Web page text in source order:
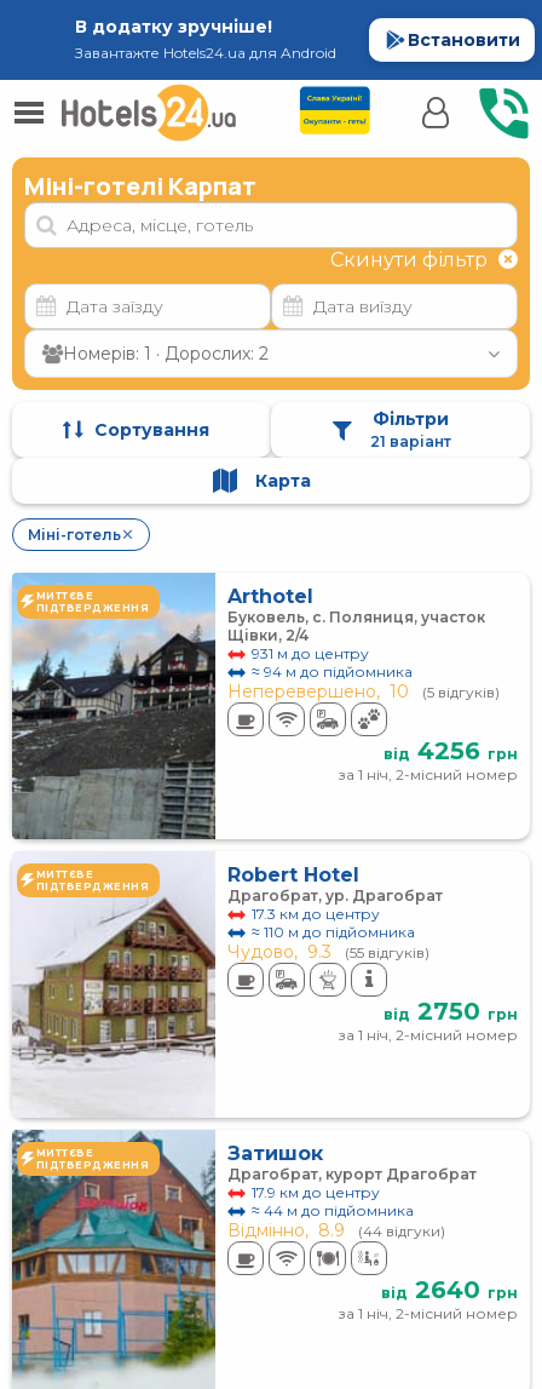
В додатку зручніше!
Завантажте Hotels24.ua для Android
Встановити
Міні-готелі Карпат
Скинути фільтр
Номерів: 1 · Дорослих: 2
Сортування Фільтри
21 варіант
Карта
Міні-готель✕
МИТТЄВЕ
ПІДТВЕРДЖЕННЯ
Arthotel
Буковель, с. Поляниця, участок
Щівки, 2/4
931 м до центру
≈ 94 м до підйомника
Неперевершено, 10 (5 відгуків)
від 4256 грн
за 1 ніч, 2-місний номер
МИТТЄВЕ
ПІДТВЕРДЖЕННЯ
Robert Hotel
Драгобрат, ур. Драгобрат
17.3 км до центру
≈ 110 м до підйомника
Чудово, 9.3 (55 відгуків)
від 2750 грн
за 1 ніч, 2-місний номер
МИТТЄВЕ
ПІДТВЕРДЖЕННЯ
Затишок
Драгобрат, курорт Драгобрат
17.9 км до центру
≈ 44 м до підйомника
Відмінно, 8.9 (44 відгуки)
від 2640 грн
за 1 ніч, 2-місний номер